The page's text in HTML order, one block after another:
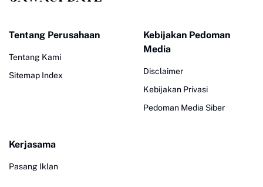
Tentang Perusahaan
Tentang Kami
Sitemap Index
Kebijakan Pedoman
Media
Disclaimer
Kebijakan Privasi
Pedoman Media Siber
Kerjasama
Pasang Iklan